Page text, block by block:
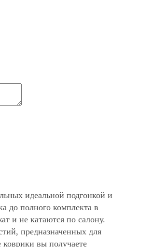
идеальной подгонкой и
до полного комплекта в
и не катаются по салону.
предназначенных для
вы получаете